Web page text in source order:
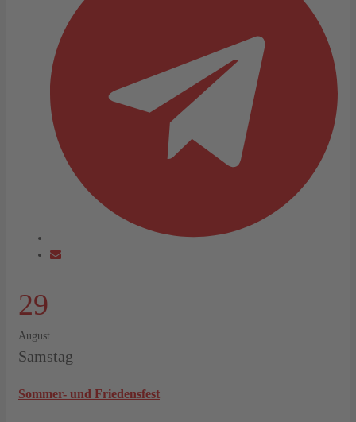
29
August
Samstag
Sommer- und Friedensfest